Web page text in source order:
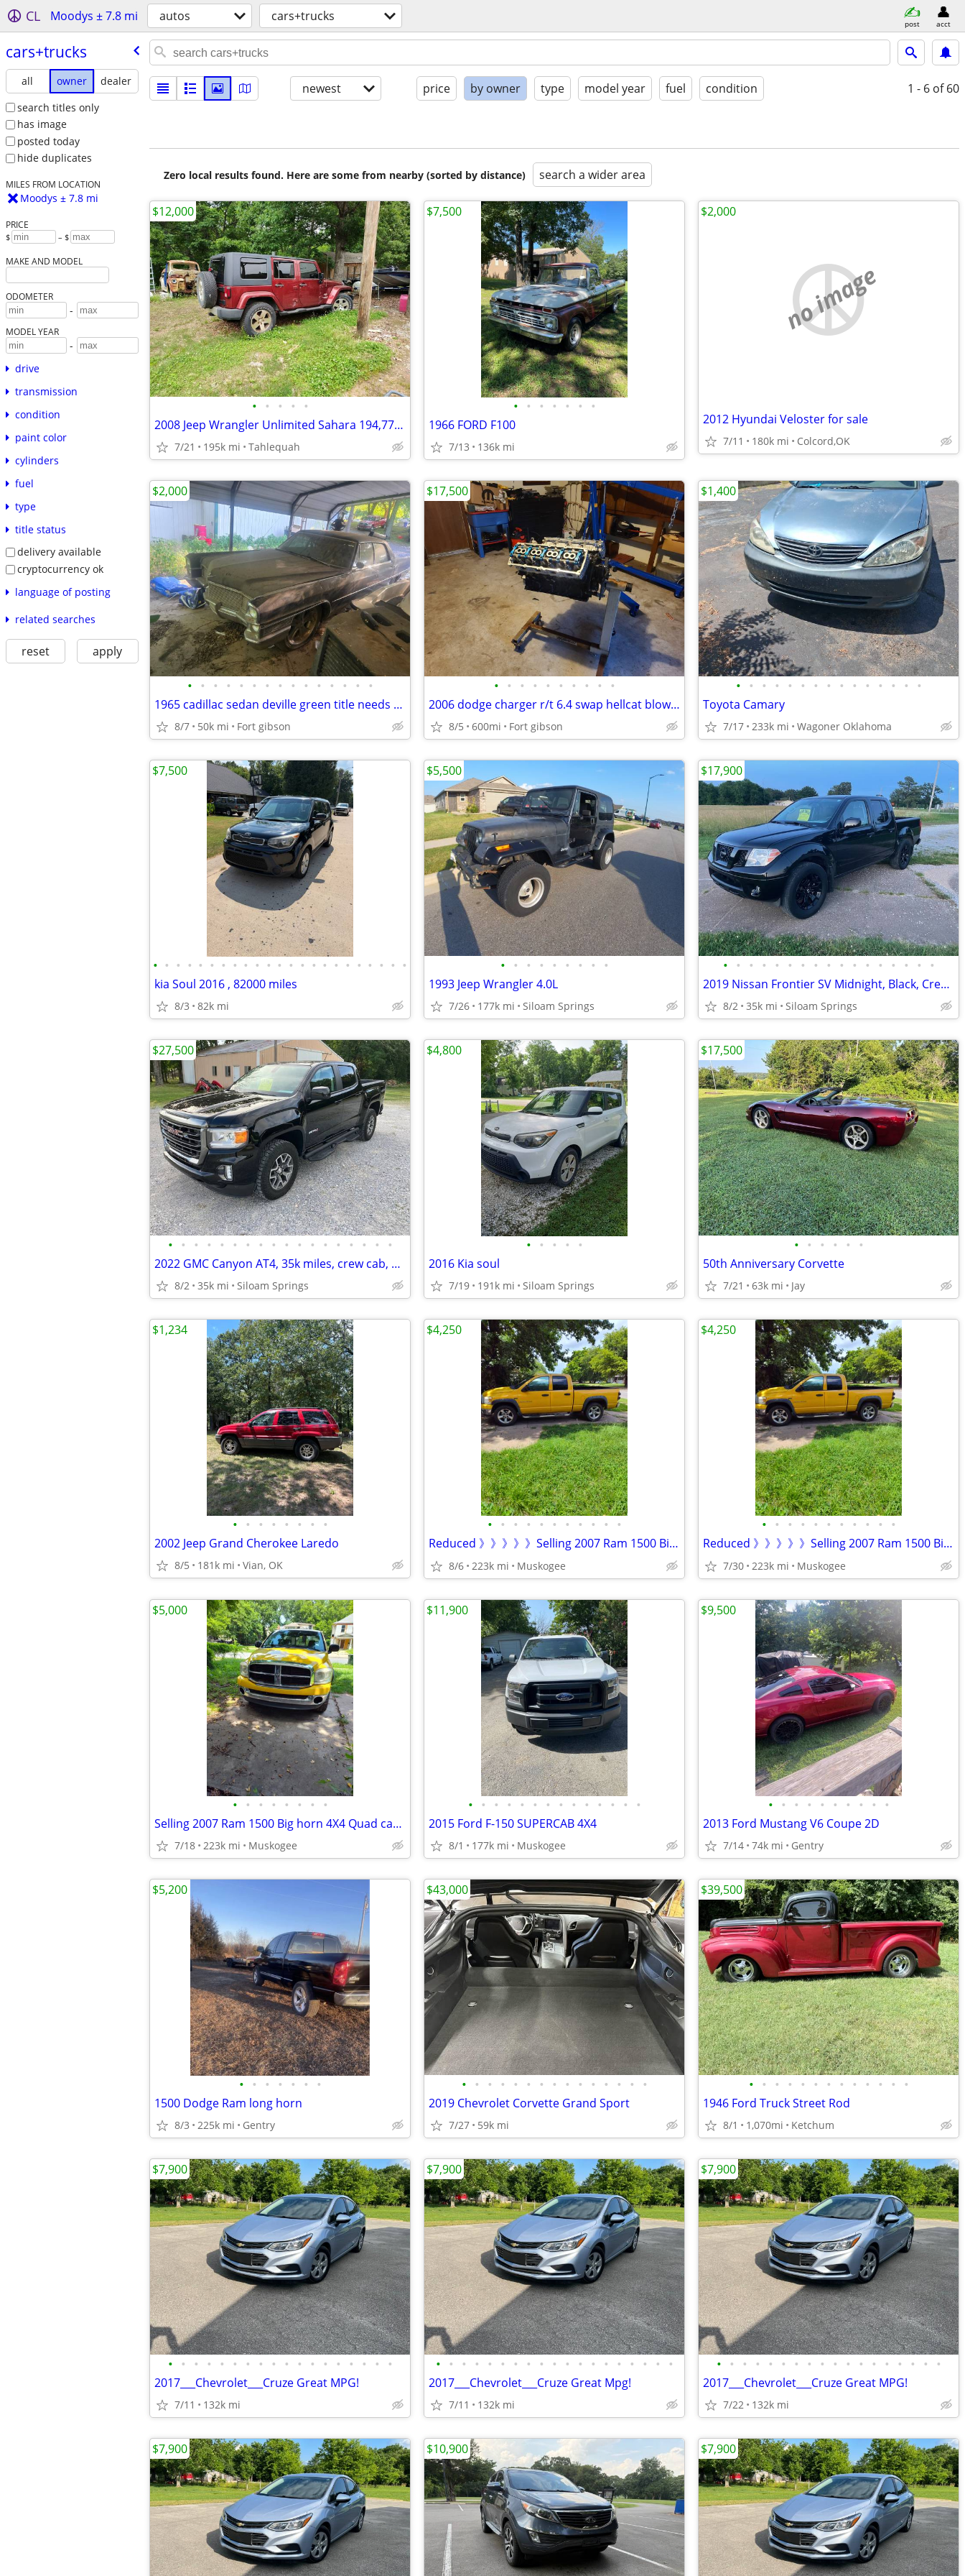
CL Moodys ± 7.8 mi autos cars+trucks post acct
cars+trucks
all owner
dealer
search titles only
has image
posted today
hide duplicates
MILES FROM LOCATION
Moodys ± 7.8 mi
PRICE
$ – $
MAKE AND MODEL
ODOMETER
-
MODEL YEAR
-
drive
transmission
condition
paint color
cylinders
fuel
type
title status
delivery available
cryptocurrency ok
language of posting
related searches
reset apply
newest price by owner type model year fuel condition 1 - 6 of 60
Zero local results found. Here are some from nearby (sorted by distance) search a wider area
• • • • •
2008 Jeep Wrangler Unlimited Sahara 194,772 miles
7/21 195k mi Tahlequah
$12,000
• • • • • • •
1966 FORD F100
7/13 136k mi
$7,500
no image
2012 Hyundai Veloster for sale
7/11 180k mi Colcord,OK
$2,000
• • • • • • • • • • • • • • •
1965 cadillac sedan deville green title needs work
8/7 50k mi Fort gibson
$2,000
• • • • • • • • • •
2006 dodge charger r/t 6.4 swap hellcat blower
8/5 600mi Fort gibson
$17,500
• • • • • • • • • • • • • • •
Toyota Camary
7/17 233k mi Wagoner Oklahoma
$1,400
• • • • • • • • • • • • • • • • • • • • • • •
kia Soul 2016 , 82000 miles
8/3 82k mi
$7,500
• • • • • • • • •
1993 Jeep Wrangler 4.0L
7/26 177k mi Siloam Springs
$5,500
• • • • • • • • • • • • • • • • •
2019 Nissan Frontier SV Midnight, Black, Crew Cab 4x2 34k miles
8/2 35k mi Siloam Springs
$17,900
• • • • • • • • • • • • • • • • • •
2022 GMC Canyon AT4, 35k miles, crew cab, 4x4, V-6
8/2 35k mi Siloam Springs
$27,500
• • • • •
2016 Kia soul
7/19 191k mi Siloam Springs
$4,800
• • • • • •
50th Anniversary Corvette
7/21 63k mi Jay
$17,500
• • • • • • • •
2002 Jeep Grand Cherokee Laredo
8/5 181k mi Vian, OK
$1,234
• • • • • • • • • • •
Reduced 》》》》》Selling 2007 Ram 1500 Big horn 4X4 Quad cab 4X4
8/6 223k mi Muskogee
$4,250
• • • • • • • • • • •
Reduced 》》》》》Selling 2007 Ram 1500 Big horn 4X4 Quad cab 4X4
7/30 223k mi Muskogee
$4,250
• • • • • • • •
Selling 2007 Ram 1500 Big horn 4X4 Quad cab 4X4
7/18 223k mi Muskogee
$5,000
• • • • • • • • • • • • • •
2015 Ford F-150 SUPERCAB 4X4
8/1 177k mi Muskogee
$11,900
• • • • • • • • • •
2013 Ford Mustang V6 Coupe 2D
7/14 74k mi Gentry
$9,500
• • • • • • •
1500 Dodge Ram long horn
8/3 225k mi Gentry
$5,200
• • • • • • • • • • • • • • •
2019 Chevrolet Corvette Grand Sport
7/27 59k mi
$43,000
• • • • • • • • • • • • •
1946 Ford Truck Street Rod
8/1 1,070mi Ketchum
$39,500
• • • • • • • • • • • • • • • • • •
2017___Chevrolet___Cruze Great MPG!
7/11 132k mi
$7,900
• • • • • • • • • • • • • • • • • • •
2017___Chevrolet___Cruze Great Mpg!
7/11 132k mi
$7,900
• • • • • • • • • • • • • • • • • •
2017___Chevrolet___Cruze Great MPG!
7/22 132k mi
$7,900
$7,900 $10,900 $7,900